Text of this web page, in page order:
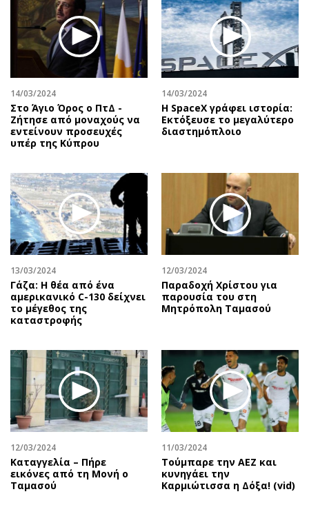
Οικονομική
Οικονομία
Real Estate
Επιχειρήσεις
Αγορές
Money Review
AstroBank Properties
Trends
Ενέργεια
Ναυτιλία
Περιβάλλον
Ελλάδα
Κόσμος
Παράξενα
Πολιτισμός
Σινεμά
Μουσική
Εικαστικά
Βιβλίο
Χειρόγραφα
Αφιερώματα
Πολιτική
Οικονομία
Γενικά
Αναδρομές
Πρόσωπα
Περιβάλλον
Γυναίκα
Ταξίδια
Συνταγές
Έξοδος
Media
Εκπομπές
Wine routes
Uncut
Προσφορές
Προσωπικότητες στην ''Κ''
Επιστολές
14/03/2024
Στο Άγιο Όρος ο ΠτΔ -
Ζήτησε από μοναχούς να
εντείνουν προσευχές
υπέρ της Κύπρου
14/03/2024
Η SpaceX γράφει ιστορία:
Εκτόξευσε το μεγαλύτερο
διαστημόπλοιο
13/03/2024
Γάζα: Η θέα από ένα
αμερικανικό C-130 δείχνει
το μέγεθος της
καταστροφής
12/03/2024
Παραδοχή Χρίστου για
παρουσία του στη
Μητρόπολη Ταμασού
12/03/2024
Καταγγελία – Πήρε
εικόνες από τη Μονή ο
Ταμασού
11/03/2024
Τούμπαρε την ΑΕΖ και
κυνηγάει την
Καρμιώτισσα η Δόξα! (vid)